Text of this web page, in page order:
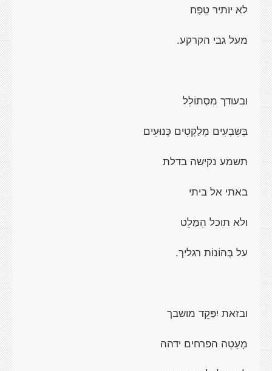
לא יותיר טֵפַח
מעל גבי הקרקע.
ובעודך מִסְתוֹלֵל
בְּשִבְעִים מְלַקְטִים כְּנוּעִים
תשמע נקישה בדלת
באתי אל ביתי
ולא תוכל הִמַלֵט
על בְּהוֹנוֹת רגליך.
ובזאת יִפַּקֵד מושבך
מָעַטֵה הפרחים ידהה